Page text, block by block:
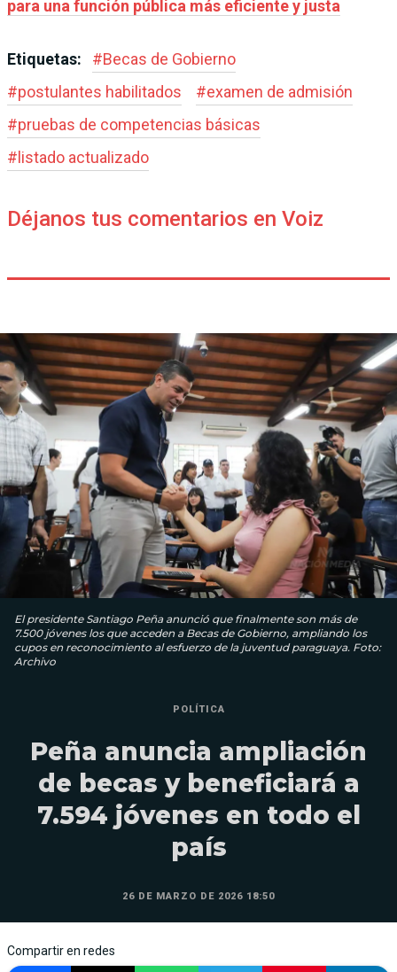
para una función pública más eficiente y justa
Etiquetas: #Becas de Gobierno
#postulantes habilitados #examen de admisión
#pruebas de competencias básicas
# listado actualizado
Déjanos tus comentarios en Voiz
El presidente Santiago Peña anunció que finalmente son más de
7.500 jóvenes los que acceden a Becas de Gobierno, ampliando los
cupos en reconocimiento al esfuerzo de la juventud paraguaya. Foto:
Archivo
POLÍTICA
Peña anuncia ampliación
de becas y beneficiará a
7.594 jóvenes en todo el
país
26 DE MARZO DE 2026 18:50
Compartir en redes